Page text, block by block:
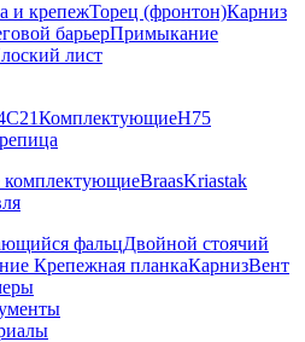
и крепежТорец (фронтон)Карниз
барьерПримыкание
лист
С21КомплектующиеН75
комплектующиеBraasKriastak
фальцДвойной стоячий
Крепежная планкаКарнизВент